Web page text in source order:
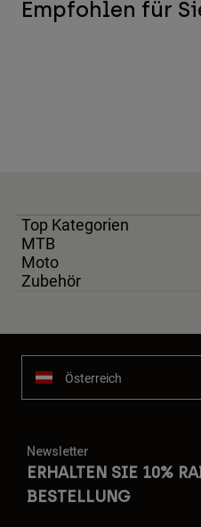
Empfohlen für
Top Kategorien
MTB
Moto
Zubehör
Österreich
Newsletter
ERHALTEN SIE 10%
BESTELLUNG